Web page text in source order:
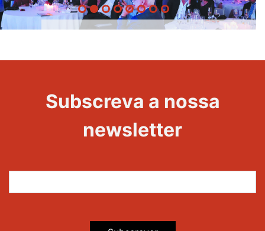
Evento
Maravilhas
Subscreva a nossa
newsletter